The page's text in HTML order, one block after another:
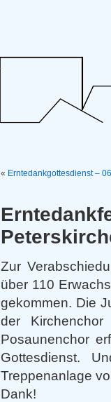
« Erntedankgottesdienst –
Zur
über 110
gekommen. Die
der
Posaunenchor
Gottesdienst.
Treppenanlage
Dank!